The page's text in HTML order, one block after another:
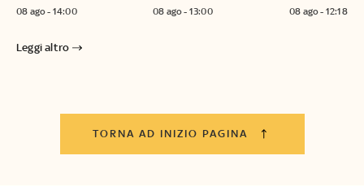
08 ago - 14:00 08 ago - 13:00 08 ago - 12:18
Leggi altro
TORNA AD INIZIO PAGINA